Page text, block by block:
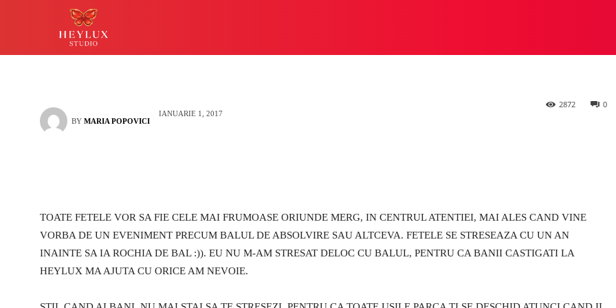
avut bani castigati la Heylux
BY MARIA POPOVICI
IANUARIE 1, 2017
0
2872
TOATE FETELE VOR SA FIE CELE MAI FRUMOASE ORIUNDE MERG, IN CENTRUL ATENTIEI, MAI ALES CAND VINE
VORBA DE UN EVENIMENT PRECUM BALUL DE ABSOLVIRE SAU ALTCEVA. FETELE SE STRESEAZA CU UN AN
INAINTE SA IA ROCHIA DE BAL :)). EU NU M-AM STRESAT DELOC CU BALUL, PENTRU CA BANII CASTIGATI LA
HEYLUX MA AJUTA CU ORICE AM NEVOIE.